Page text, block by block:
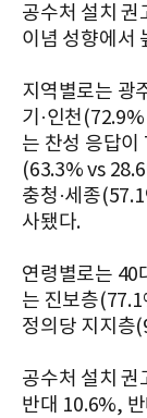
공수처 설치 권
이념 성향에서
지역별로는 광
기·인천
는 찬성 응답이
(63.3% vs
충청·세종
사됐다.
연령별로는
는 진보층
정의당 지지층
공수처 설치
반대 10.6%,